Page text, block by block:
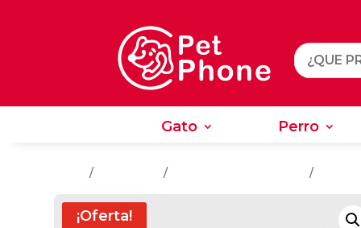
Gato Perro
/ / /
¡Oferta!